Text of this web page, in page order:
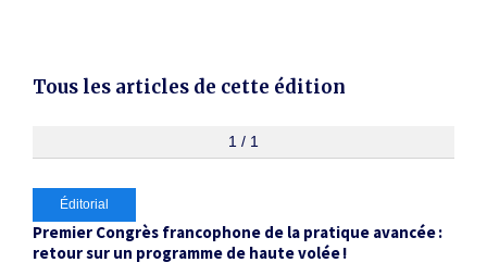
DuTous les articles de cette édition
1 / 1
Éditorial
Premier Congrès francophone de la pratique avancée :
retour sur un programme de haute volée !